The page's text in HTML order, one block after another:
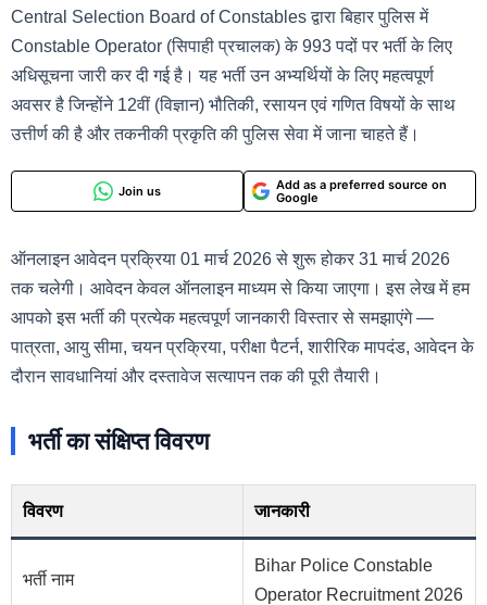
Central Selection Board of Constables द्वारा बिहार पुलिस में
Constable Operator (सिपाही प्रचालक) के 993 पदों पर भर्ती के लिए
अधिसूचना जारी कर दी गई है। यह भर्ती उन अभ्यर्थियों के लिए महत्वपूर्ण
अवसर है जिन्होंने 12वीं (विज्ञान) भौतिकी, रसायन एवं गणित विषयों के साथ
उत्तीर्ण की है और तकनीकी प्रकृति की पुलिस सेवा में जाना चाहते हैं।
Join us
Add as a preferred source on
Google
ऑनलाइन आवेदन प्रक्रिया 01 मार्च 2026 से शुरू होकर 31 मार्च 2026
तक चलेगी। आवेदन केवल ऑनलाइन माध्यम से किया जाएगा। इस लेख में हम
आपको इस भर्ती की प्रत्येक महत्वपूर्ण जानकारी विस्तार से समझाएंगे —
पात्रता, आयु सीमा, चयन प्रक्रिया, परीक्षा पैटर्न, शारीरिक मापदंड, आवेदन के
दौरान सावधानियां और दस्तावेज सत्यापन तक की पूरी तैयारी।
भर्ती का संक्षिप्त विवरण
विवरण जानकारी
भर्ती नाम
Bihar Police Constable
Operator Recruitment 2026